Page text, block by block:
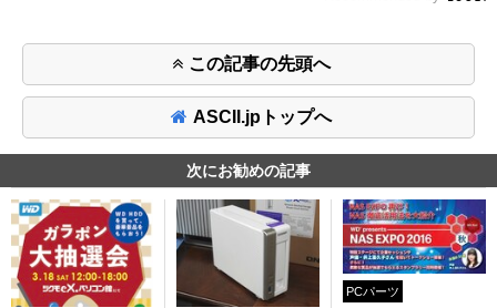
この記事の先頭へ
ASCII.jpトップへ
次にお勧めの記事
PCパーツ